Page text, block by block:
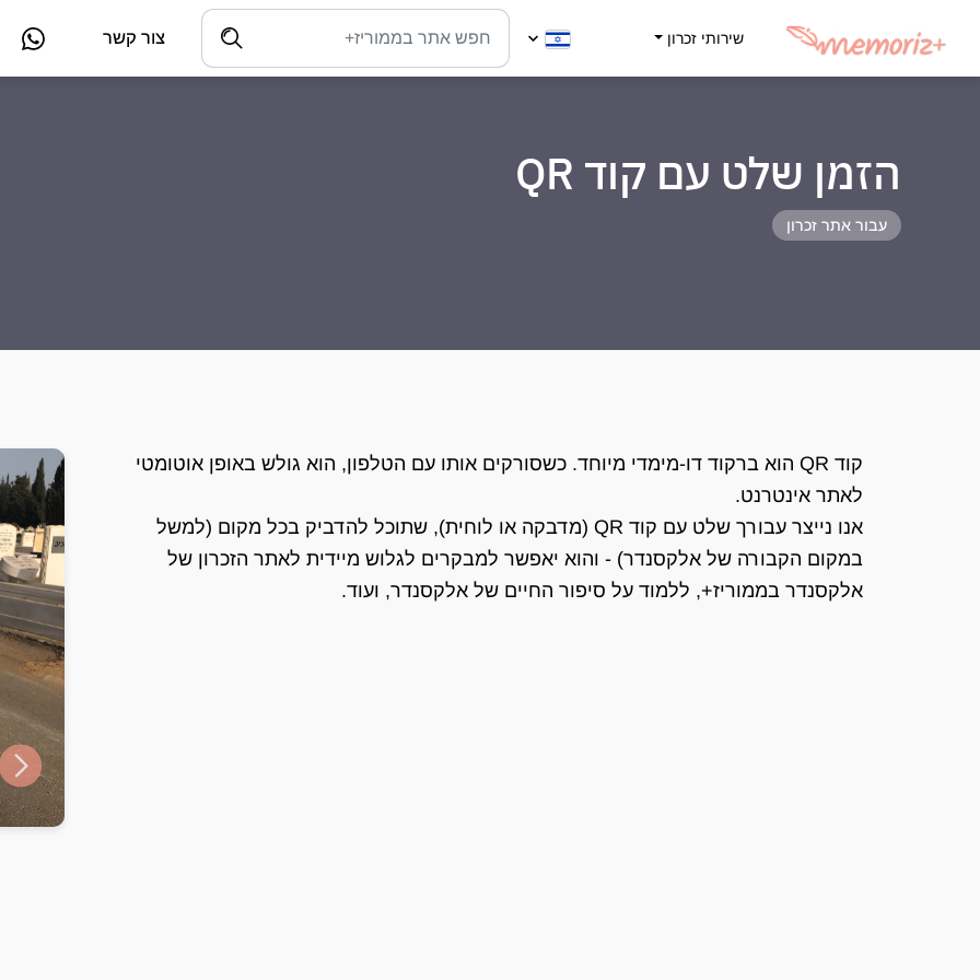
שירותי זכרון צור קשר
הזמן שלט עם קוד QR
עבור אתר זכרון
קוד QR הוא ברקוד דו-מימדי מיוחד. כשסורקים אותו עם הטלפון, הוא גולש באופן אוטומטי
לאתר אינטרנט.
אנו נייצר עבורך שלט עם קוד QR (מדבקה או לוחית), שתוכל להדביק בכל מקום (למשל
במקום הקבורה של אלקסנדר) - והוא יאפשר למבקרים לגלוש מיידית לאתר הזכרון של
אלקסנדר בממוריז+, ללמוד על סיפור החיים של אלקסנדר, ועוד.